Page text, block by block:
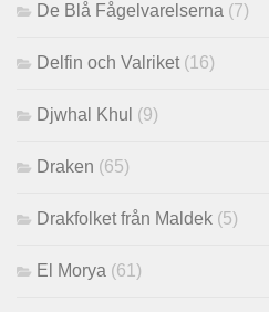
De Blå Fågelvarelserna (7)
Delfin och Valriket (16)
Djwhal Khul (9)
Draken (65)
Drakfolket från Maldek (5)
El Morya (61)